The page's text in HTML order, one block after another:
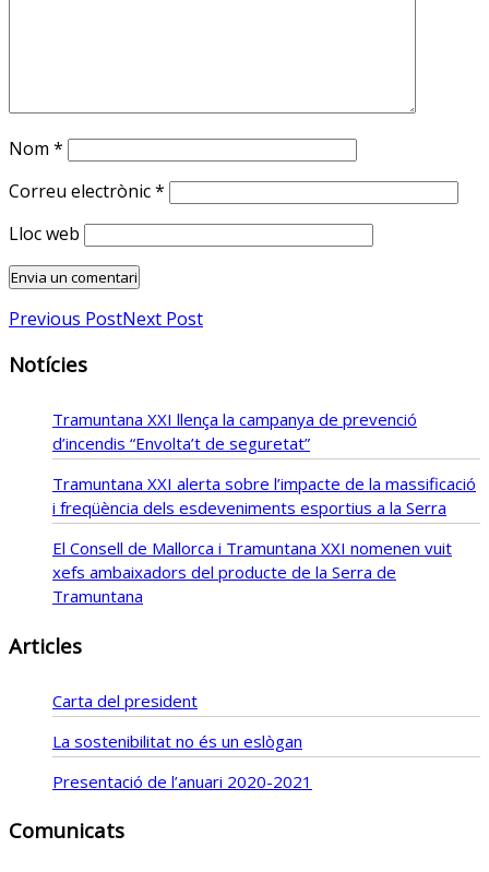
Nom *
Correu electrònic*
Lloc web
Previous PostNext Post
Notícies
Tramuntana XXI llença la campanya de prevenció
d’incendis “Envolta’t de seguretat”
Tramuntana XXI alerta sobre l’impacte de la massificació
i freqüència dels esdeveniments esportius a la Serra
El Consell de Mallorca i Tramuntana XXI nomenen vuit
xefs ambaixadors del producte de la Serra de
Tramuntana
Articles
Carta del president
La sostenibilitat no és un eslògan
Presentació de l’anuari 2020-2021
Comunicats